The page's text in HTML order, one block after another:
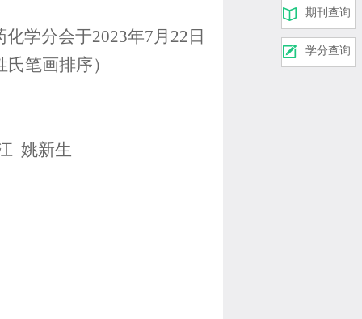
学分会于2023年7月22日
笔画排序）
姚新生
期刊查询
学分查询